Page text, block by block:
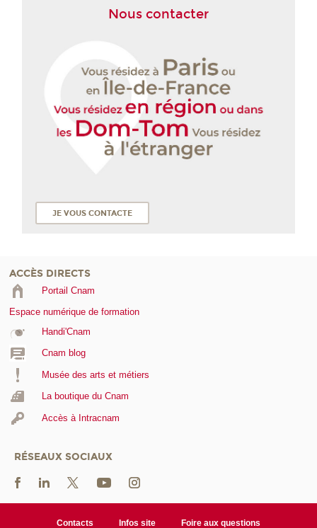
Nous contacter
JE VOUS CONTACTE
ACCÈS DIRECTS
Portail Cnam
Espace numérique de formation
Handi'Cnam
Cnam blog
Musée des arts et métiers
La boutique du Cnam
Accès à Intracnam
RÉSEAUX SOCIAUX
Contacts Infos site Foire aux questions